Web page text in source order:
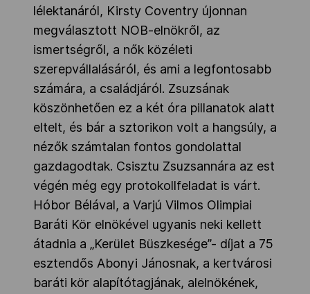
lélektanáról, Kirsty Coventry újonnan
megválasztott NOB-elnökről, az
ismertségről, a nők közéleti
szerepvállalásáról, és ami a legfontosabb
számára, a családjáról. Zsuzsának
köszönhetően ez a két óra pillanatok alatt
eltelt, és bár a sztorikon volt a hangsúly, a
nézők számtalan fontos gondolattal
gazdagodtak. Csisztu Zsuzsannára az est
végén még egy protokollfeladat is várt.
Hóbor Bélával, a Varjú Vilmos Olimpiai
Baráti Kör elnökével ugyanis neki kellett
átadnia a „Kerület Büszkesége”- díjat a 75
esztendős Abonyi Jánosnak, a kertvárosi
baráti kör alapítótagjának, alelnökének,